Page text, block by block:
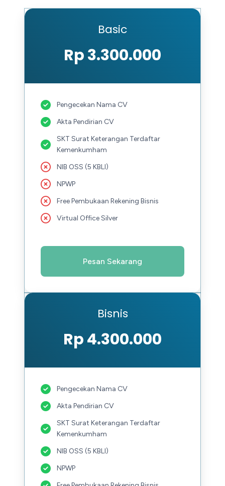
Basic
Rp 3.300.000
Pengecekan Nama CV
Akta Pendirian CV
SKT Surat Keterangan Terdaftar
Kemenkumham
NIB OSS (5 KBLI)
NPWP
Free Pembukaan Rekening Bisnis
Virtual Office Silver
Pesan Sekarang
Bisnis
Rp 4.300.000
Pengecekan Nama CV
Akta Pendirian CV
SKT Surat Keterangan Terdaftar
Kemenkumham
NIB OSS (5 KBLI)
NPWP